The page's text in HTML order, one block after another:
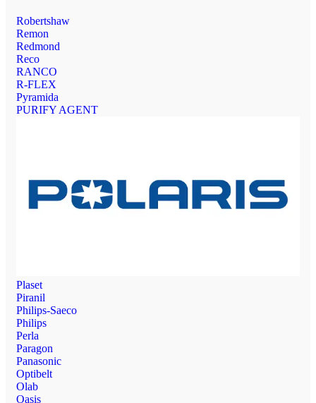
Robertshaw
Remon
Redmond
Reco
RANCO
R-FLEX
Pyramida
PURIFY AGENT
Plaset
Piranil
Philips-Saeco
Philips
Perla
Paragon
Panasonic
Optibelt
Olab
Oasis